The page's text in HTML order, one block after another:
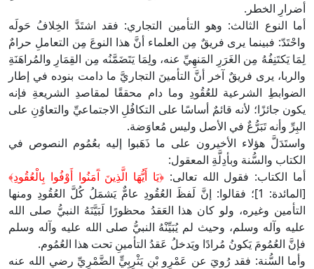
أضرارِ الخطر.
أما النوع الثالث: وهو التأمين التجاري: فقد اشتَدَّ الخِلافُ حَولَه
واحْتَدّ: فبينما يرى فريقٌ مِن العلماء أنَّ هذا النوعَ مِن التعاملِ حرامٌ
لِمَا يَكتَنِفُهُ مِن الغَرَرِ المَنهِيِّ عنه، ولِمَا يَتَضَمَّنُه مِن القِمَارِ والمُراهَنَةِ
والربا، يرى فريقٌ آخر أنَّ التأمينَ التجاريَّ ما دامت بنوده في إطار
الضوابطِ الشرعية للعُقُودِ وما دام محققًا لمقاصدِ الشريعةِ فإنه
يكون جائزًا؛ لأنه قائمٌ أساسًا على التكافُلِ الاجتماعيِّ والتعاوُنِ على
البِرِّ وأنه تَبَرُّعٌ في الأصل وليس مُعاوَضة.
واستَدَلَّ هؤلاء الأخيرون على ما ذَهَبوا إليه بعُمُوم النصوص في
الكتاب والسُّنة وبأدِلَّةِ المعقول:
أما الكتاب: فقول الله تعالى: ﴿يَا أَيُّهَا الَّذِينَ آَمَنُوا أَوْفُوا بِالْعُقُودِ﴾
[المائدة: 1]؛ فقالوا: إنَّ لَفظَ العُقُودِ عامٌّ يَشمَلُ كُلَّ العُقُودِ ومنها
التأمين وغيره، ولو كان هذا العَقدُ محظورًا لَبَيَّنَهُ النبيُّ صلى الله
عليه وآله وسلم، وحيث لم يُبَيِّنْهُ النبيُّ صلى الله عليه وآله وسلم
فإنَّ العُمُومَ يَكونُ مُرادًا ويَدخلُ عَقدُ التأمينِ تحت هذا العُمُوم.
وأما السُّنة: فقد رُويَ عن عَمْرِو بْنِ يَثْرِبِيٍّ الضَّمْرِيِّ رضي الله عنه